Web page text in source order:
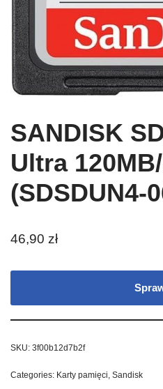
SANDISK
Ultra
(SDSDUN4-
46,90 zł
SKU: 3f00b12d7b2f
Categories: Karty pamięci, Sandisk